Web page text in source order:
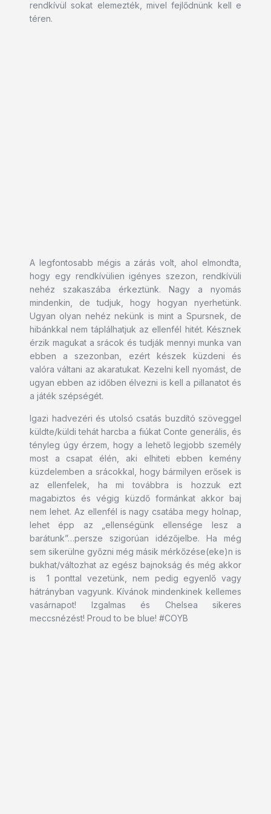
rendkívül sokat elemezték, mivel fejlődnünk kell e
téren.
A legfontosabb mégis a zárás volt, ahol elmondta,
hogy egy rendkívülien igényes szezon, rendkívüli
nehéz szakaszába érkeztünk. Nagy a nyomás
mindenkin, de tudjuk, hogy hogyan nyerhetünk.
Ugyan olyan nehéz nekünk is mint a Spursnek, de
hibánkkal nem táplálhatjuk az ellenfél hitét. Késznek
érzik magukat a srácok és tudják mennyi munka van
ebben a szezonban, ezért készek küzdeni és
valóra váltani az akaratukat. Kezelni kell nyomást, de
ugyan ebben az időben élvezni is kell a pillanatot és
a játék szépségét.
Igazi hadvezéri és utolsó csatás buzdító szöveggel
küldte/küldi tehát harcba a fiúkat Conte generális, és
tényleg úgy érzem, hogy a lehető legjobb személy
most a csapat élén, aki elhiteti ebben kemény
küzdelemben a srácokkal, hogy bármilyen erősek is
az ellenfelek, ha mi továbbra is hozzuk ezt
magabiztos és végig küzdő formánkat akkor baj
nem lehet. Az ellenfél is nagy csatába megy holnap,
lehet épp az „ellenségünk ellensége lesz a
barátunk”…persze szigorúan idézőjelbe. Ha még
sem sikerülne győzni még másik mérkőzése(eke)n is
bukhat/változhat az egész bajnokság és még akkor
is 1 ponttal vezetünk, nem pedig egyenlő vagy
hátrányban vagyunk. Kívánok mindenkinek kellemes
vasárnapot! Izgalmas és Chelsea sikeres
meccsnézést! Proud to be blue! #COYB